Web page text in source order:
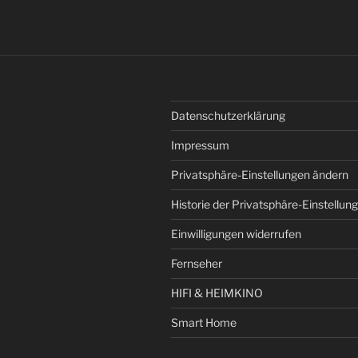
Datenschutzerklärung
Impressum
Privatsphäre-Einstellungen ändern
Historie der Privatsphäre-
Einwilligungen widerrufen
Fernseher
HIFI & HEIMKINO
Smart Home